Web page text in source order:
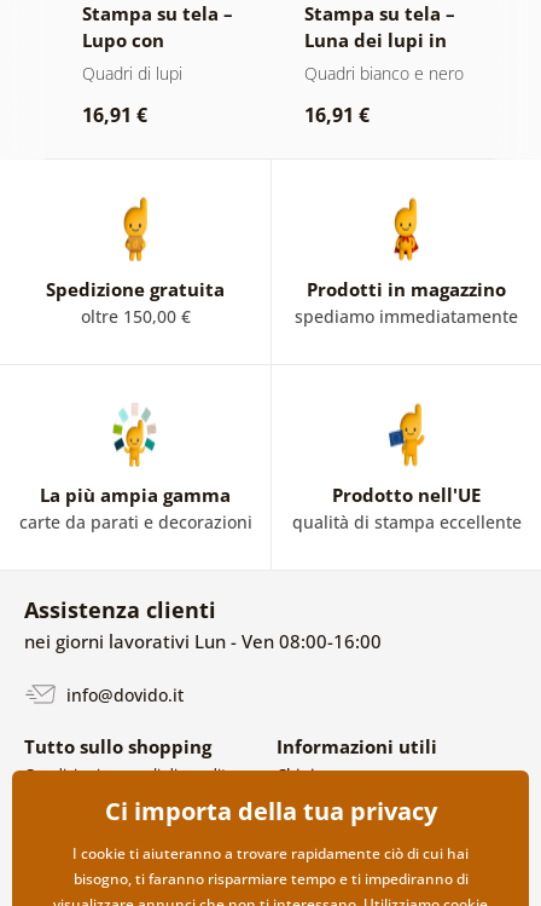
Stampa su tela –
Lupo con
imitazione di
Quadri di lupi
16,91 €
Stampa su tela –
Luna dei lupi in
bianco e nero
Quadri bianco e nero
16,91 €
Spedizione gratuita
oltre 150,00 €
Prodotti in magazzino
spediamo immediatamente
La più ampia gamma
carte da parati e decorazioni
Prodotto nell'UE
qualità di stampa eccellente
Assistenza clienti
nei giorni lavorativi Lun - Ven 08:00-16:00
info@dovido.it
Tutto sullo shopping
Condizioni generali di vendita e
Politica sulla privacy
Opzioni di spedizione e
pagamento
Reso della merce
Informazioni utili
Chi siamo
FAQ
Contatti
Collaborazione all’ingrosso
Ci importa della tua privacy
I cookie ti aiuteranno a trovare rapidamente ciò di cui hai
bisogno, ti faranno risparmiare tempo e ti impediranno di